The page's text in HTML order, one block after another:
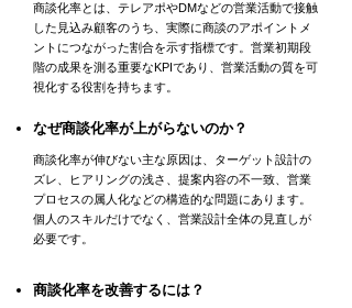
商談化率とは、テレアポやDMなどの営業活動で接触
した見込み顧客のうち、実際に商談のアポイントメ
ントにつながった割合を示す指標です。営業初期段
階の成果を測る重要なKPIであり、営業活動の質を可
視化する役割を持ちます。
なぜ商談化率が上がらないのか？
商談化率が伸びない主な原因は、ターゲット設計の
ズレ、ヒアリングの浅さ、提案内容の不一致、営業
プロセスの属人化などの構造的な問題にあります。
個人のスキルだけでなく、営業設計全体の見直しが
必要です。
商談化率を改善するには？